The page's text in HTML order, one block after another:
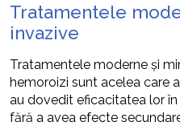
Tratamentele
invazive
Tratamentele moderne și
hemoroizi sunt acelea care
au dovedit eficacitatea lor
fără a avea efecte